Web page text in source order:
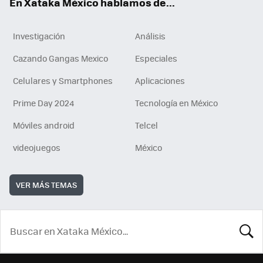
Investigación
Análisis
Cazando Gangas Mexico
Especiales
Celulares y Smartphones
Aplicaciones
Prime Day 2024
Tecnología en México
Móviles android
Telcel
videojuegos
México
VER MÁS TEMAS